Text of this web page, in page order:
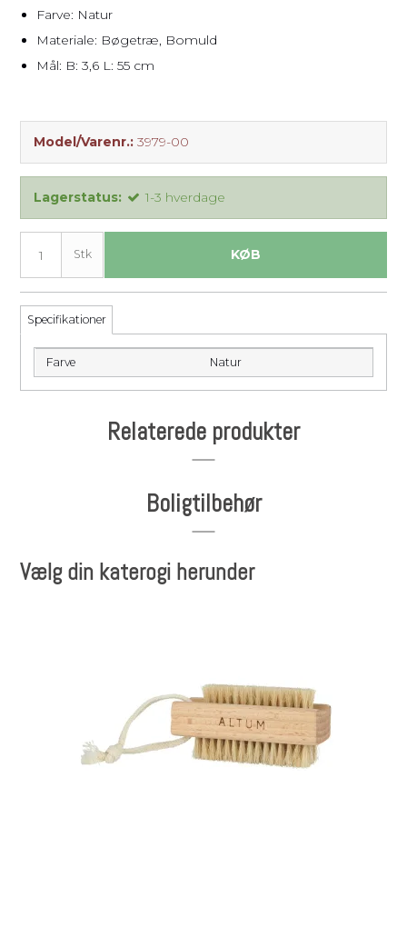
Farve: Natur
Materiale: Bøgetræ, Bomuld
Mål: B: 3,6 L: 55 cm
Model/Varenr.: 3979-00
Lagerstatus: 1-3 hverdage
Stk KØB
Specifikationer
Farve Natur
Relaterede produkter
Boligtilbehør
Vælg din katerogi herunder